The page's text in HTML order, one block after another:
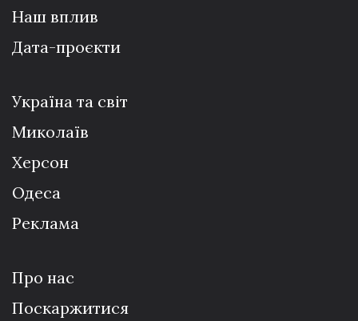
Наш вплив
Дата-проєкти
Україна та світ
Миколаїв
Херсон
Одеса
Реклама
Про нас
Поскаржитися